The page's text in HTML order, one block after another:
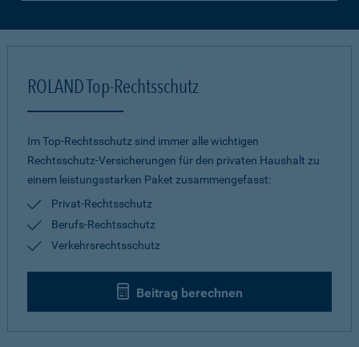
ROLAND Top-Rechtsschutz
Im Top-Rechtsschutz sind immer alle wichtigen
Rechtsschutz-Versicherungen für den privaten Haushalt zu
einem leistungsstarken Paket zusammengefasst:
Privat-Rechtsschutz
Berufs-Rechtsschutz
Verkehrsrechtsschutz
Beitrag berechnen